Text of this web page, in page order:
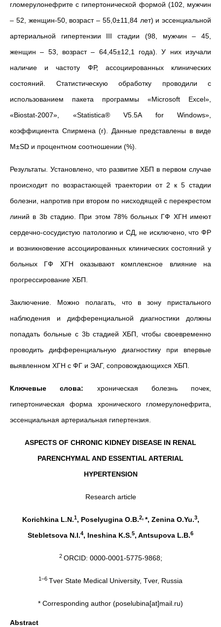
гломерулонефрите с гипертонической формой (102, мужчин
– 52, женщин-50, возраст – 55,0±11,84 лет) и эссенциальной
артериальной гипертензии III стадии (98, мужчин – 45,
женщин – 53, возраст – 64,45±12,1 года). У них изучали
наличие и частоту ФР, ассоциированных клинических
состояний. Статистическую обработку проводили с
использованием пакета программы «Microsoft Excel»,
«Biostat-2007», «Statistiсa® V5.5A for Windows»,
коэффициента Спирмена (r). Данные представлены в виде
М±SD и процентном соотношении (%).
Результаты. Установлено, что развитие ХБП в первом случае
происходит по возрастающей траектории от 2 к 5 стадии
болезни, напротив при втором по нисходящей с перекрестом
линий в 3b стадию. При этом 78% больных ГФ ХГН имеют
сердечно-сосудистую патологию и СД, не исключено, что ФР
и возникновение ассоциированных клинических состояний у
больных ГФ ХГН оказывают комплексное влияние на
прогрессирование ХБП.
Заключение. Можно полагать, что в зону пристального
наблюдения и дифференциальной диагностики должны
попадать больные с 3b стадией ХБП, чтобы своевременно
проводить дифференциальную диагностику при впервые
выявленном ХГН с ФГ и ЭАГ, сопровождающихся ХБП.
Ключевые слова: хроническая болезнь почек,
гипертоническая форма хронического гломерулонефрита,
эссенциальная артериальная гипертензия.
ASPECTS OF CHRONIC KIDNEY DISEASE IN RENAL
PARENCHYMAL AND ESSENTIAL ARTERIAL
HYPERTENSION
Research article
Korichkina L.N.1, Poselyugina O.B.2, *, Zenina O.Yu.3,
Stebletsova N.I.4, Ineshina K.S.5, Antsupova L.B.6
2 ORCID: 0000-0001-5775-9868;
1–6 Tver State Medical University, Tver, Russia
* Corresponding author (poselubina[at]mail.ru)
Abstract